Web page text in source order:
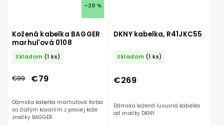
–20 %
Kožená kabelka BAGGER
marhuľová 0108
Skladom (1 ks)
€99 €79
Dámska kabelka marhuľová farba
so zlatým kovaním z pravej kože
značky BAGGER
DKNY kabelka, R41JKC55
Skladom (1 ks)
€269
Dámska kožená luxusná kabelka
od značky DKNY